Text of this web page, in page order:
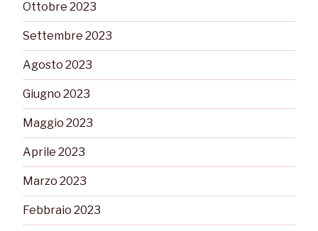
Ottobre 2023
Settembre 2023
Agosto 2023
Giugno 2023
Maggio 2023
Aprile 2023
Marzo 2023
Febbraio 2023